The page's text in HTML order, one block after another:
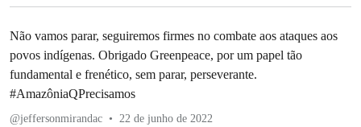
Não vamos parar, seguiremos firmes no combate aos ataques aos
povos indígenas. Obrigado Greenpeace, por um papel tão
fundamental e frenético, sem parar, perseverante.
#AmazôniaQPrecisamos
@jeffersonmirandac 22 de junho de 2022